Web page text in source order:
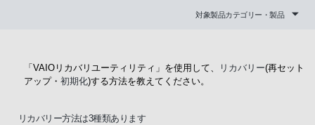
対象製品カテゴリー・製品
「VAIOリカバリユーティリティ」を使用して、 リカバリー(再セット
アップ・ 初期化)する方法を教えてください。
リカバリー方法は3種類あります